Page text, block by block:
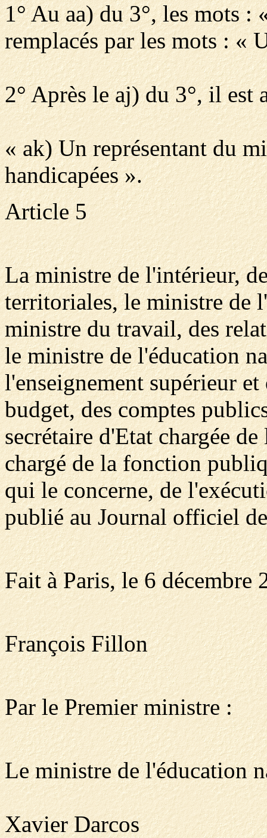
1° Au aa) du 3°, les mots :
remplacés par les mots : «
2° Après le aj) du 3°, il est
« ak) Un représentant du
handicapées ».
Article 5
La ministre de l'intérieur,
territoriales, le ministre de
ministre du travail, des
le ministre de l'éducation
l'enseignement supérieur
budget, des comptes
secrétaire d'Etat chargée
chargé de la fonction
qui le concerne, de
publié au Journal officiel
Fait à Paris, le 6 décembre
François Fillon
Par le Premier ministre :
Le ministre de l'éducation
Xavier Darcos